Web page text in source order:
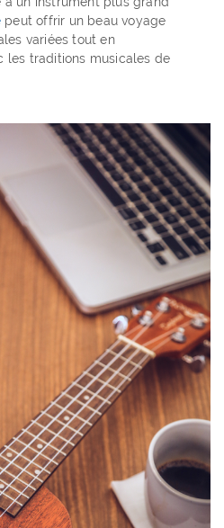
peut offrir un beau voyage
variées tout en
les traditions musicales de